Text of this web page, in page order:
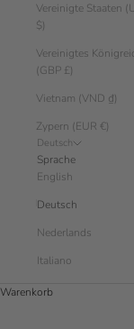
Vereinigte Staaten
$)
Vereinigtes
(GBP £)
Vietnam (VND ₫)
Zypern (EUR €)
Deutsch
Sprache
English
Deutsch
Nederlands
Italiano
Warenkorb